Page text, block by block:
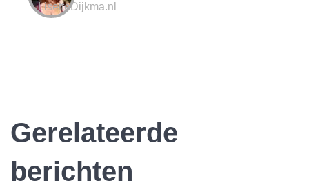
LisetteDijkma.nl
Gerelateerde
berichten